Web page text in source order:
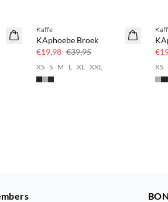
SAVE20
50% korting
Kaffe
KAphoebe Broek
€19,98 €39,95
XS S M L XL XXL XS